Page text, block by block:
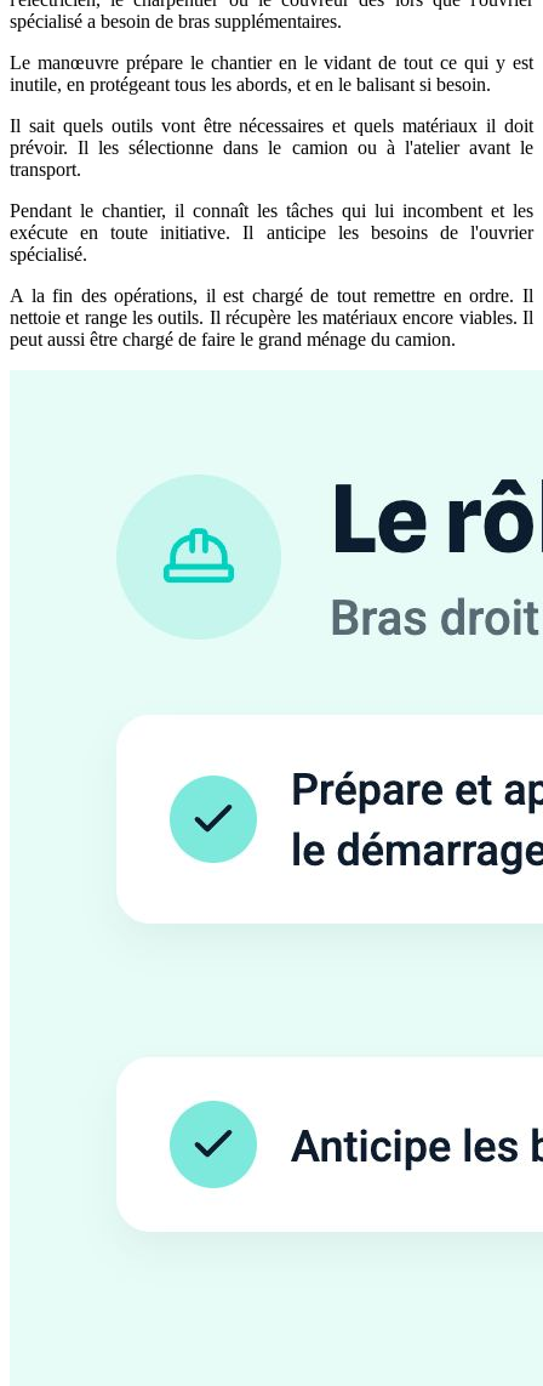
spécialisé a besoin de bras supplémentaires.
Le manœuvre prépare le chantier en le vidant de tout ce qui y est
inutile, en protégeant tous les abords, et en le balisant si besoin.
Il sait quels outils vont être nécessaires et quels matériaux il doit
prévoir. Il les sélectionne dans le camion ou à l'atelier avant le
transport.
Pendant le chantier, il connaît les tâches qui lui incombent et les
exécute en toute initiative. Il anticipe les besoins de l'ouvrier
spécialisé.
A la fin des opérations, il est chargé de tout remettre en ordre. Il
nettoie et range les outils. Il récupère les matériaux encore viables. Il
peut aussi être chargé de faire le grand ménage du camion.